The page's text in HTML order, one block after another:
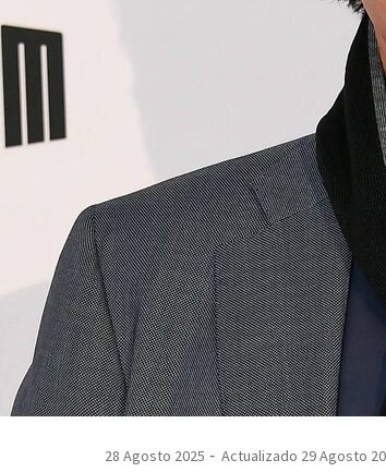
28 Agosto 2025 Actualizado 29 Agosto